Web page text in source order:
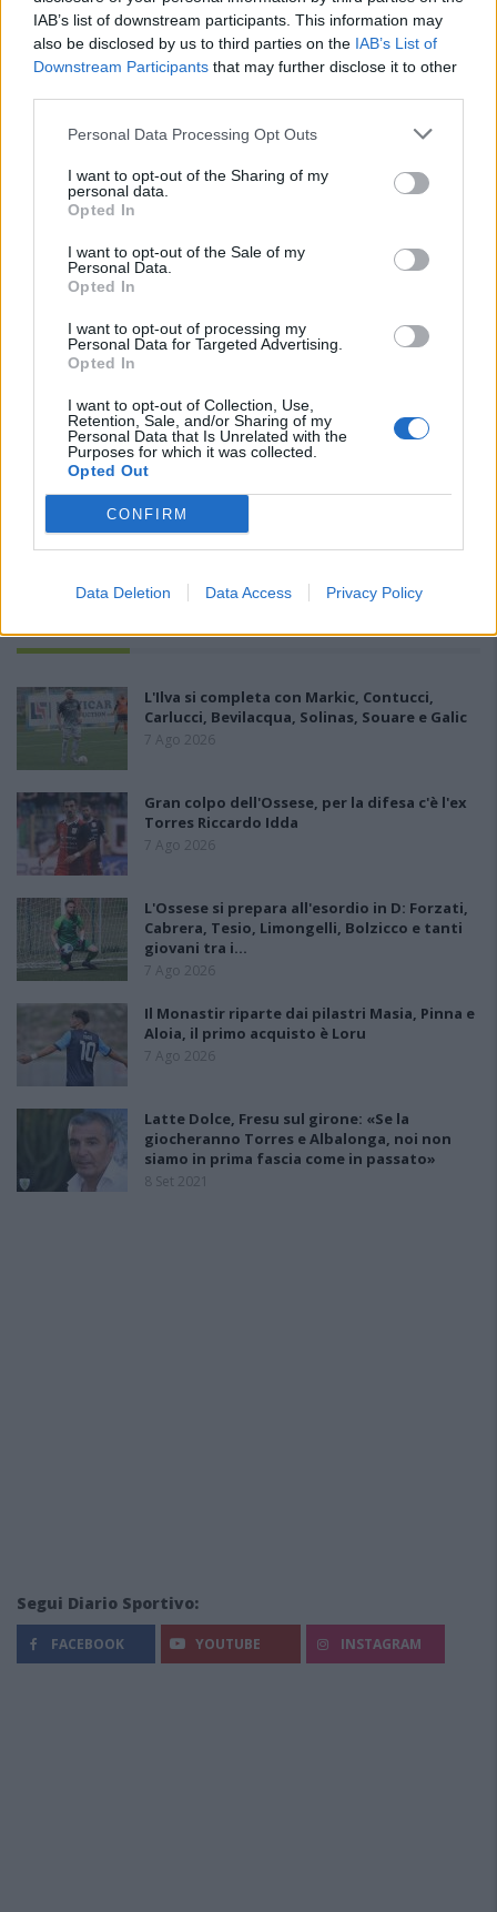
IAB’s list of downstream participants. This information may
also be disclosed by us to third parties on the IAB’s List of
Downstream Participants that may further disclose it to other
Personal Data Processing Opt Outs
I want to opt-out of the Sharing of my
personal data.
Opted In
I want to opt-out of the Sale of my
Personal Data.
Opted In
I want to opt-out of processing my
Personal Data for Targeted Advertising.
Opted In
I want to opt-out of Collection, Use,
Retention, Sale, and/or Sharing of my
Personal Data that Is Unrelated with the
Purposes for which it was collected.
Opted Out
CONFIRM
Data Deletion Data Access Privacy Policy
L'Ilva si completa con Markic, Contucci,
Carlucci, Bevilacqua, Solinas, Souare e Galic
7 Ago 2026
Gran colpo dell'Ossese, per la difesa c'è l'ex
Torres Riccardo Idda
7 Ago 2026
L'Ossese si prepara all'esordio in D: Forzati,
Cabrera, Tesio, Limongelli, Bolzicco e tanti
giovani tra i…
7 Ago 2026
Il Monastir riparte dai pilastri Masia, Pinna e
Aloia, il primo acquisto è Loru
7 Ago 2026
Latte Dolce, Fresu sul girone: «Se la
giocheranno Torres e Albalonga, noi non
siamo in prima fascia come in passato»
8 Set 2021
Segui Diario Sportivo:
FACEBOOK YOUTUBE INSTAGRAM